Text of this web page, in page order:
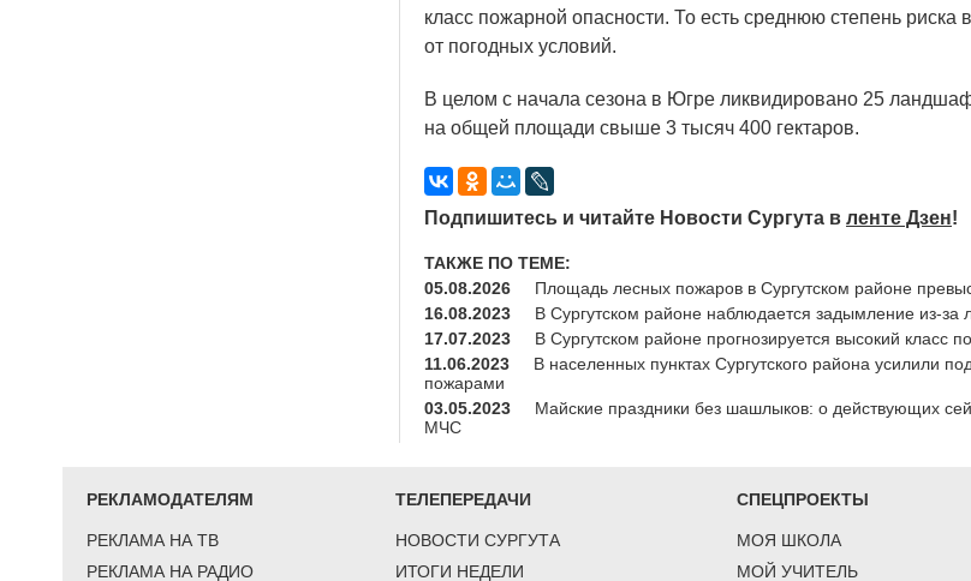
класс пожарной опасности. То есть среднюю степень риска
от погодных условий.
В целом с начала сезона в Югре ликвидировано 25
на общей площади свыше 3 тысяч 400 гектаров.
Подпишитесь и читайте Новости Сургута в ленте Дзен!
ТАКЖЕ ПО ТЕМЕ:
05.08.2026
Площадь лесных пожаров в Сургутском районе
16.08.2023
В Сургутском районе наблюдается задымление из-за
17.07.2023
В Сургутском районе прогнозируется высокий класс
11.06.2023
В населенных пунктах Сургутского района усилили
пожарами
03.05.2023
Майские праздники без шашлыков: о действующих
МЧС
РЕКЛАМОДАТЕЛЯМ
РЕКЛАМА НА ТВ
РЕКЛАМА НА РАДИО
ТЕЛЕПЕРЕДАЧИ
НОВОСТИ СУРГУТА
ИТОГИ НЕДЕЛИ
СПЕЦПРОЕКТЫ
МОЯ ШКОЛА
МОЙ УЧИТЕЛЬ